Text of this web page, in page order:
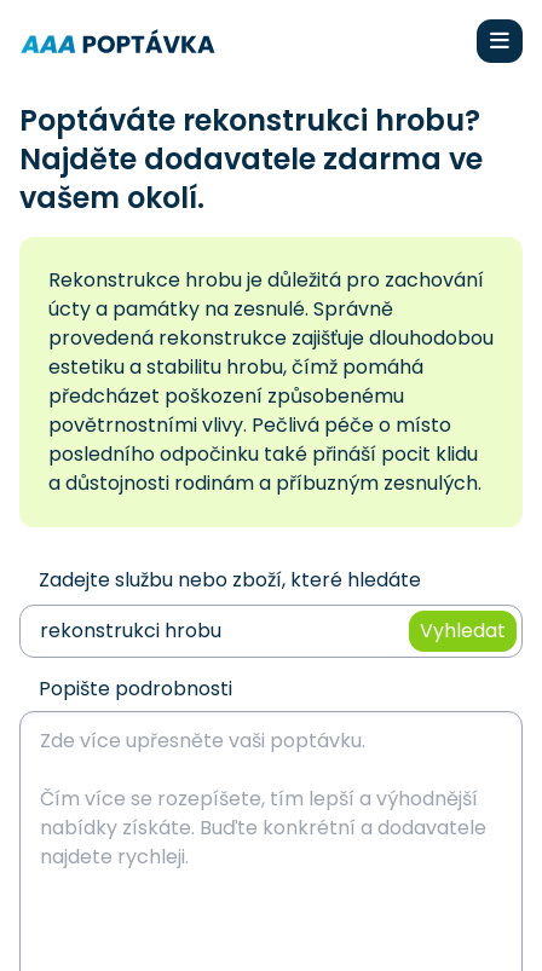
Poptáváte rekonstrukci hrobu?
Najděte dodavatele zdarma ve
vašem okolí.
Rekonstrukce hrobu je důležitá pro zachování
úcty a památky na zesnulé. Správně
provedená rekonstrukce zajišťuje dlouhodobou
estetiku a stabilitu hrobu, čímž pomáhá
předcházet poškození způsobenému
povětrnostními vlivy. Pečlivá péče o místo
posledního odpočinku také přináší pocit klidu
a důstojnosti rodinám a příbuzným zesnulých.
Zadejte službu nebo zboží, které hledáte
Vyhledat
Popište podrobnosti